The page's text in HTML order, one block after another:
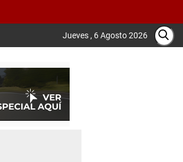
Jueves , 6 Agosto 2026